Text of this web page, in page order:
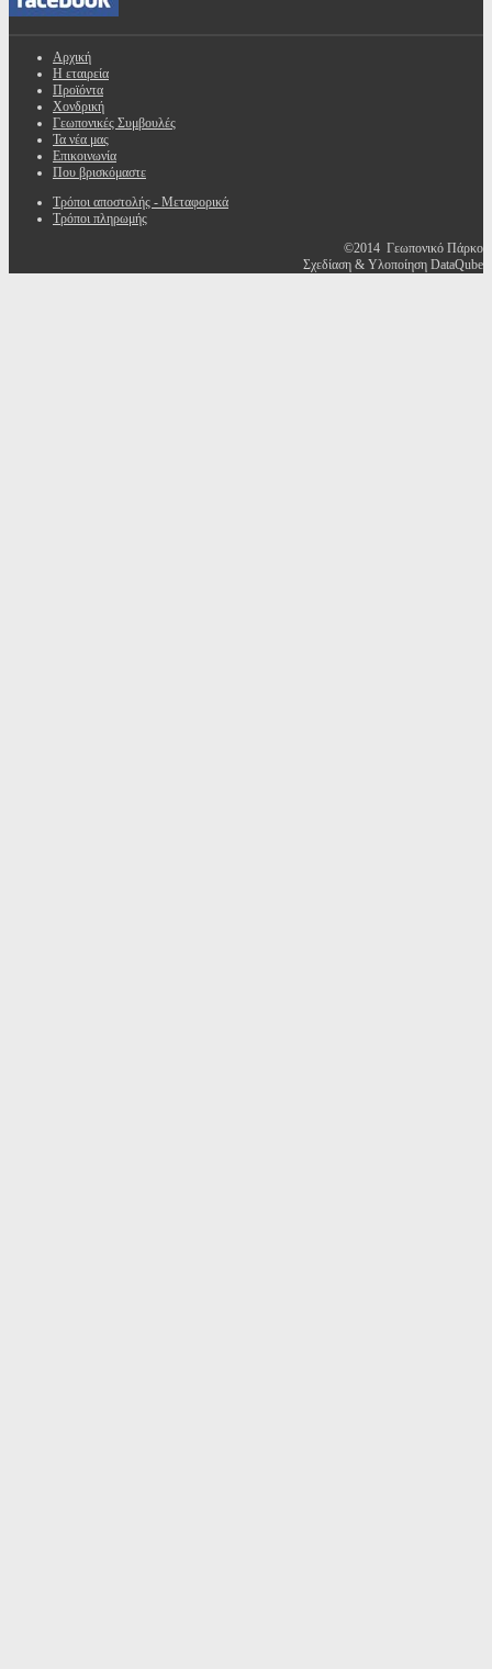
Αρχική
Η εταιρεία
Προϊόντα
Χονδρική
Γεωπονικές Συμβουλές
Τα νέα μας
Επικοινωνία
Που βρισκόμαστε
Τρόποι αποστολής - Μεταφορικά
Τρόποι πληρωμής
©2014 Γεωπονικό Πάρκο
Σχεδίαση & Υλοποίηση DataQube